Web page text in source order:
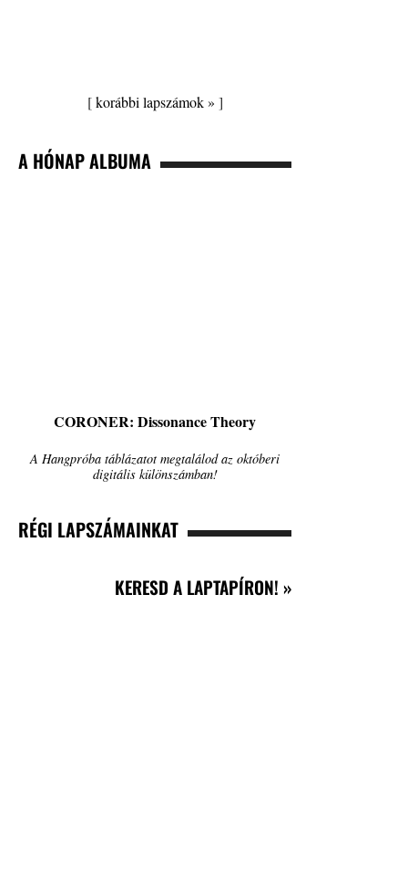
[korábbi lapszámok » ]
A HÓNAP ALBUMA
CORONER: Dissonance Theory
A Hangpróba táblázatot megtalálod az októberi
digitális különszámban!
RÉGI LAPSZÁMAINKAT
KERESD A LAPTAPÍRON! »